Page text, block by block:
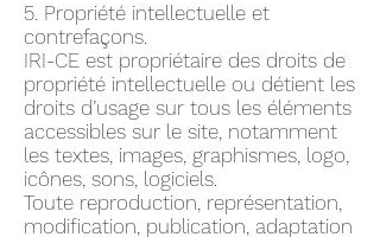
5. Propriété intellectuelle et
contrefaçons.
IRI-CE est propriétaire des droits de
propriété intellectuelle ou détient les
droits d’usage sur tous les éléments
accessibles sur le site, notamment
les textes, images, graphismes, logo,
icônes, sons, logiciels.
Toute reproduction, représentation,
modification, publication, adaptation